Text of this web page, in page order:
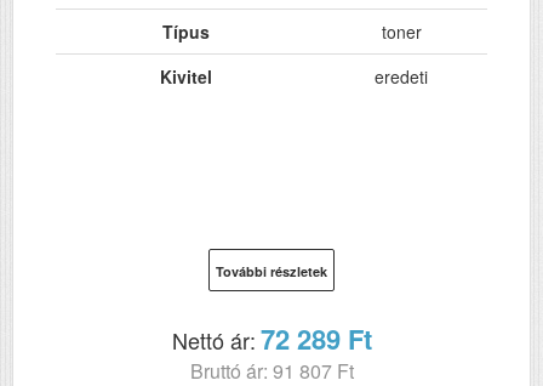
Típus
toner
Kivitel
eredeti
További részletek
Nettó ár:72 289 Ft
Bruttó ár: 91 807 Ft